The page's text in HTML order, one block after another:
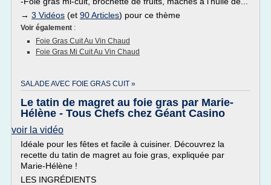
→ 3 Vidéos (et 90 Articles) pour ce thème
Voir également :
Foie Gras Cuit Au Vin Chaud
Foie Gras Mi Cuit Au Vin Chaud
SALADE AVEC FOIE GRAS CUIT »
Le tatin de magret au foie gras par Marie-
Hélène - Tous Chefs chez Géant Casino
voir la vidéo
Idéale pour les fêtes et facile à cuisiner. Découvrez la
recette du tatin de magret au foie gras, expliquée par
Marie-Hélène !
LES INGRÉDIENTS